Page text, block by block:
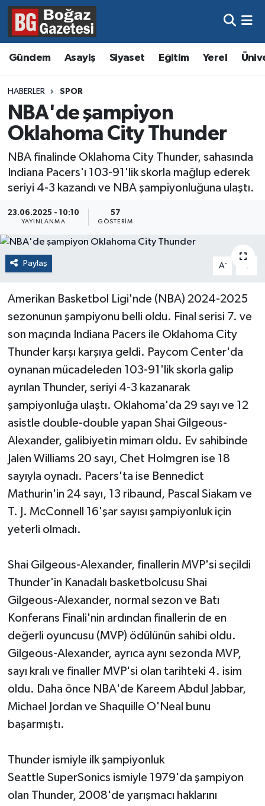
Gündem Asayiş Siyaset Eğitim Yerel
HABERLER SPOR
NBA'de şampiyon
Oklahoma City Thunder
NBA finalinde Oklahoma City Thunder, sahasında
Indiana Pacers'ı 103-91'lik skorla mağlup ederek
seriyi 4-3 kazandı ve NBA şampiyonluğuna ulaştı.
23.06.2025 - 10:10
YAYINLANMA
57
GÖSTERIM
Paylaş A- A
Amerikan Basketbol Ligi'nde (NBA) 2024-2025
sezonunun şampiyonu belli oldu. Final serisi 7. ve
son maçında Indiana Pacers ile Oklahoma City
Thunder karşı karşıya geldi. Paycom Center'da
oynanan mücadeleden 103-91'lik skorla galip
ayrılan Thunder, seriyi 4-3 kazanarak
şampiyonluğa ulaştı. Oklahoma'da 29 sayı ve 12
asistle double-double yapan Shai Gilgeous-
Alexander, galibiyetin mimarı oldu. Ev sahibinde
Jalen Williams 20 sayı, Chet Holmgren ise 18
sayıyla oynadı. Pacers'ta ise Bennedict
Mathurin'in 24 sayı, 13 ribaund, Pascal Siakam ve
T. J. McConnell 16'şar sayısı şampiyonluk için
yeterli olmadı.
Shai Gilgeous-Alexander, finallerin MVP'si seçildi
Thunder'in Kanadalı basketbolcusu Shai
Gilgeous-Alexander, normal sezon ve Batı
Konferans Finali'nin ardından finallerin de en
değerli oyuncusu (MVP) ödülünün sahibi oldu.
Gilgeous-Alexander, ayrıca aynı sezonda MVP,
sayı kralı ve finaller MVP'si olan tarihteki 4. isim
oldu. Daha önce NBA'de Kareem Abdul Jabbar,
Michael Jordan ve Shaquille O'Neal bunu
başarmıştı.
Thunder ismiyle ilk şampiyonluk
Seattle SuperSonics ismiyle 1979'da şampiyon
olan Thunder, 2008'de yarışmacı haklarını
Asayiş
Eğitim
Ekonomi
Gündem
Resmi İlanlar
Sağlık
Hava Durumu
Trafik Durumu
Süper Lig Puan Durumu ve Fikstür
Tüm Manşetler